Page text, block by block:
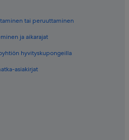
tai peruuttaminen
ja aikarajat
hyvityskupongeilla
asiakirjat